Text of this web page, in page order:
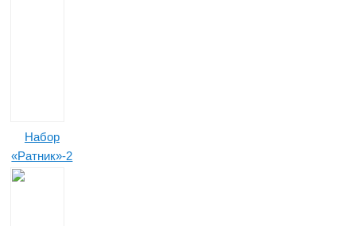
Набор
«Ратник»-2